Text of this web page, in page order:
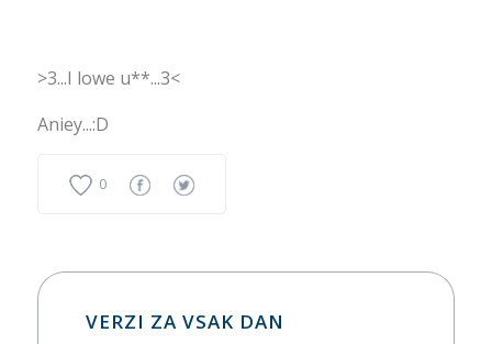
>3...I lowe u**...3<
Aniey...:D
0
VERZI ZA VSAK DAN